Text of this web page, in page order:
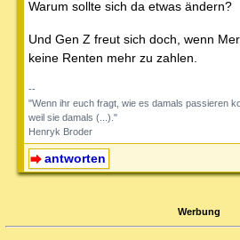
Warum sollte sich da etwas ändern?
Und Gen Z freut sich doch, wenn
keine Renten mehr zu zahlen.
--
"Wenn ihr euch fragt, wie es damals passieren
weil sie damals (...)."
Henryk Broder
antworten
Werbung